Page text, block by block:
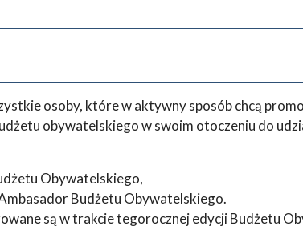
osoby, które w aktywny sposób chcą
obywatelskiego w swoim otoczeniu do
Obywatelskiego,
Budżetu Obywatelskiego.
są w trakcie tegorocznej edycji Budżetu